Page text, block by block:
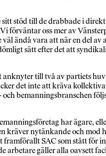
stöd till de drabbade i
förväntar oss mer av
ändå vara att när en del av
sätt efter det att
till två av partiets
det inte att kräva
bemanningsbranschen
har ägare,
nytänkande och mod
SAC som stått
arbetare gäller alla oavsett